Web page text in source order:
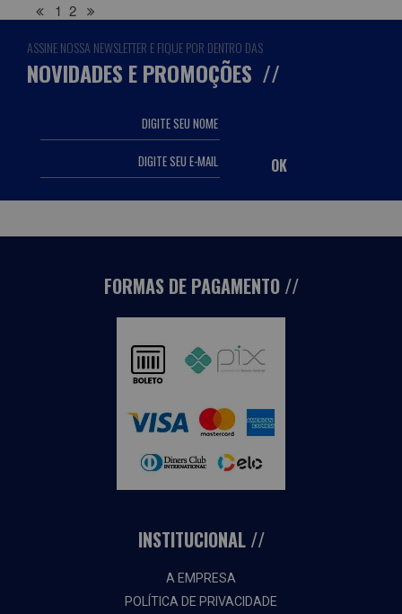
1 2
ASSINE NOSSA NEWSLETTER E FIQUE POR DENTRO DAS
NOVIDADES E PROMOÇÕES
FORMAS DE PAGAMENTO
INSTITUCIONAL
A EMPRESA
POLÍTICA DE PRIVACIDADE